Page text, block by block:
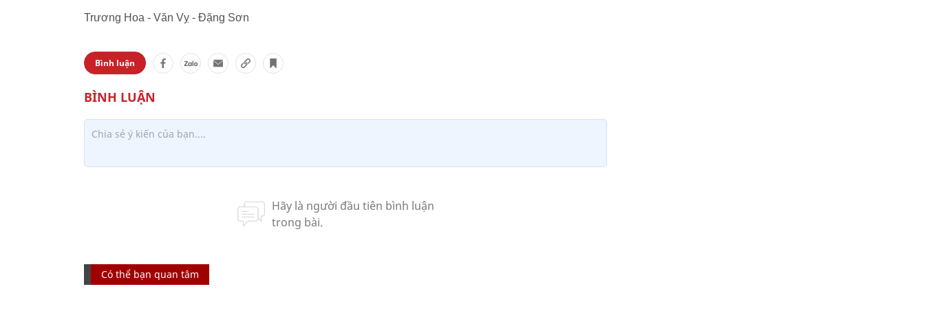
Trương Hoa - Văn Vỵ - Đặng Sơn
Bình luận
Có thể bạn quan tâm